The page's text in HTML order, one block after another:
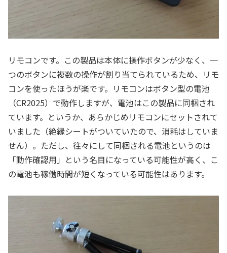
リモコンです。この製品は本体に操作ボタンが少なく、一
つのボタンに複数の操作が割り当てられているため、リモ
コンを使ったほうが楽です。リモコンはボタン型の電池
（CR2025）で動作しますが、電池はこの製品に同梱され
ています。というか、あらかじめリモコンにセットされて
いました（絶縁シートがついていたので、消耗はしていま
せん）。ただし、往々にして同梱される電池というのは
「動作確認用」という名目になっている可能性が高く、こ
の電池も稼働時間が短くなっている可能性はあります。